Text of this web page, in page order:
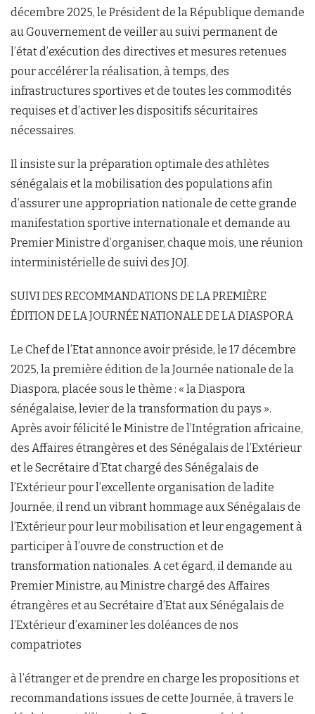
décembre 2025, le Président de la République demande
au Gouvernement de veiller au suivi permanent de
l’état d’exécution des directives et mesures retenues
pour accélérer la réalisation, à temps, des
infrastructures sportives et de toutes les commodités
requises et d’activer les dispositifs sécuritaires
nécessaires.
Il insiste sur la préparation optimale des athlètes
sénégalais et la mobilisation des populations afin
d’assurer une appropriation nationale de cette grande
manifestation sportive internationale et demande au
Premier Ministre d’organiser, chaque mois, une réunion
interministérielle de suivi des JOJ.
SUIVI DES RECOMMANDATIONS DE LA PREMIÈRE
ÉDITION DE LA JOURNÉE NATIONALE DE LA DIASPORA
Le Chef de l’Etat annonce avoir préside, le 17 décembre
2025, la première édition de la Journée nationale de la
Diaspora, placée sous le thème : « la Diaspora
sénégalaise, levier de la transformation du pays ».
Après avoir félicité le Ministre de l’Intégration africaine,
des Affaires étrangères et des Sénégalais de l’Extérieur
et le Secrétaire d’Etat chargé des Sénégalais de
l’Extérieur pour l’excellente organisation de ladite
Journée, il rend un vibrant hommage aux Sénégalais de
l’Extérieur pour leur mobilisation et leur engagement à
participer à l’ouvre de construction et de
transformation nationales. A cet égard, il demande au
Premier Ministre, au Ministre chargé des Affaires
étrangères et au Secrétaire d’Etat aux Sénégalais de
l’Extérieur d’examiner les doléances de nos
compatriotes
à l’étranger et de prendre en charge les propositions et
recommandations issues de cette Journée, à travers le